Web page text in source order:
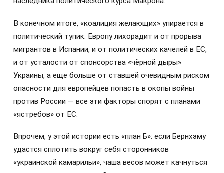
В конечном итоге, «коалиция желающих» упирается в
политический тупик. Европу лихорадит и от прорыва
мигрантов в Испании, и от политических качелей в ЕС,
и от усталости от спонсорства «чёрной дыры»
Украины, а еще больше от ставшей очевидным риском
опасности для европейцев попасть в окопы войны
против России — все эти факторы спорят с планами
«ястребов» от ЕС.
Впрочем, у этой истории есть «план Б»: если Бернхэму
удастся сплотить вокруг себя сторонников
«украинской камарильи», чаша весов может качнуться